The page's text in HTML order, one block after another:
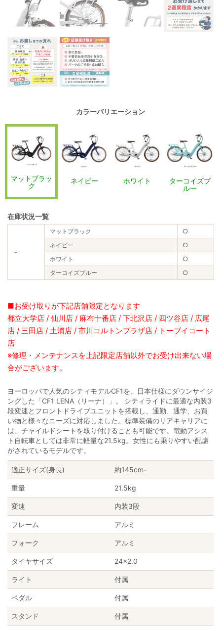
カラーバリエーション
マットブラッ
ク
ネイビー ホワイト
ターコイズブ
ルー
在庫状況一覧
－
マットブラック
○
ネイビー
○
ホワイト
○
ターコイズブルー
○
■お受け取りが下記店舗限定となります
都立大学店 / 仙川店 / 麻布十番店 / 下北沢店 / 四ツ谷店 / 広尾
店 / 三田店 / 土浦店 / 市川コルトンプラザ店 / トーブイコート
店
※修理・メンテナンスを上記限定店舗以外でお受け出来ない場
合がございます。
ヨーロッパで人気のシティモデルCF1を、日本仕様にダウンサイジ
ングした「CF1 LENA（リーナ）」。 シティライドに最適な内装3
段変速とフロントドライブユニットを搭載し、通勤、通学、お買
い物と様々なニーズに対応しました。標準装備のリアキャリアに
は、チャイルドシートを取り付けることも可能です。電動アシス
ト自転車としては非常に軽量な21.5kg。女性にも乗りやすい配慮
がされているモデルです。
適正サイズ(身長) 約145cm-
重量 21.5kg
変速 内装3段
フレーム アルミ
フォーク アルミ
タイヤサイズ 24×2.0
ライト 付属
ペダル 付属
スタンド 付属